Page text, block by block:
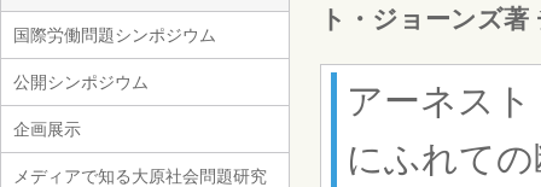
国際労働問題シンポジウム
公開シンポジウム
企画展示
メディアで知る大原社会問題研究
ト・ジョーンズ
アーネス
にふれて